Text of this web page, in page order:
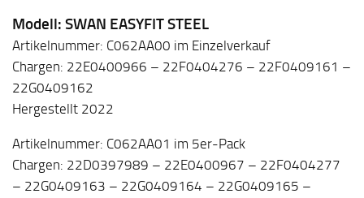
Modell: SWAN EASYFIT STEEL
Artikelnummer: C062AA00 im Einzelverkauf
Chargen: 22E0400966 – 22F0404276 – 22F0409161 –
22G0409162
Hergestellt 2022
Artikelnummer: C062AA01 im 5er-Pack
Chargen: 22D0397989 – 22E0400967 – 22F0404277
– 22G0409163 – 22G0409164 – 22G0409165 –